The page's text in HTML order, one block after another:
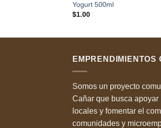
Yogurt 500ml
$1.00
EMPRENDIMIENTOS
Somos un proyecto
Cañar que busca
locales y fomentar el
comunidades y